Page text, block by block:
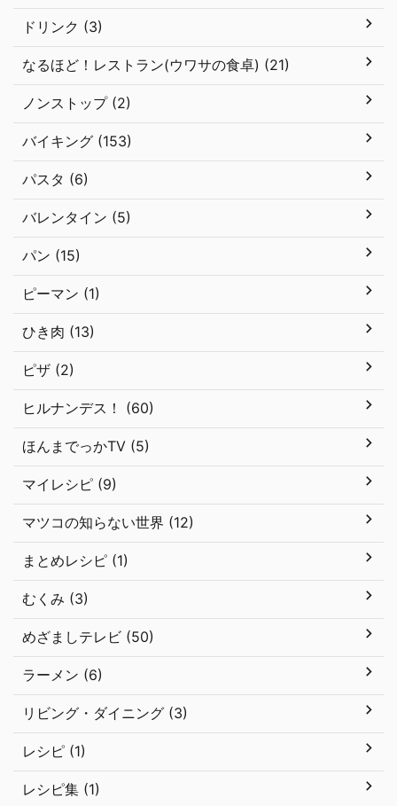
ドリンク (3)
なるほど！レストラン(ウワサの食卓) (21)
ノンストップ (2)
バイキング (153)
パスタ (6)
バレンタイン (5)
パン (15)
ピーマン (1)
ひき肉 (13)
ピザ (2)
ヒルナンデス！ (60)
ほんまでっかTV (5)
マイレシピ (9)
マツコの知らない世界 (12)
まとめレシピ (1)
むくみ (3)
めざましテレビ (50)
ラーメン (6)
リビング・ダイニング (3)
レシピ (1)
レシピ集 (1)